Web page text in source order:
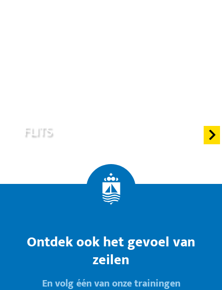
FLITS
Ontdek ook het gevoel van
zeilen
En volg één van onze trainingen